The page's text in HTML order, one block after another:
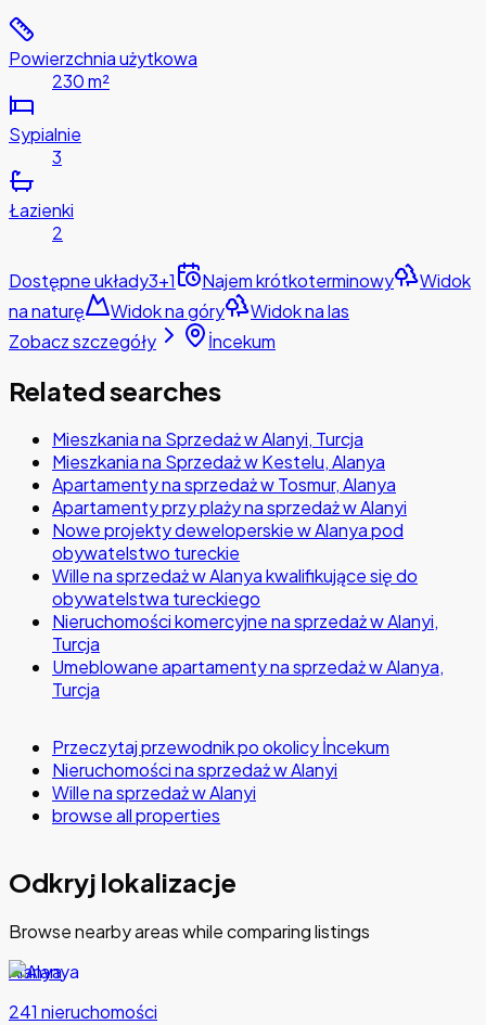
Powierzchnia użytkowa
230 m²
Sypialnie
3
Łazienki
2
Dostępne układy3+1 Najem krótkoterminowy
Widok
na naturę
Widok na góry
Widok na las
Zobacz szczegóły
İncekum
Related searches
Mieszkania na Sprzedaż w Alanyi, Turcja
Mieszkania na Sprzedaż w Kestelu, Alanya
Apartamenty na sprzedaż w Tosmur, Alanya
Apartamenty przy plaży na sprzedaż w Alanyi
Nowe projekty deweloperskie w Alanya pod
obywatelstwo tureckie
Wille na sprzedaż w Alanya kwalifikujące się do
obywatelstwa tureckiego
Nieruchomości komercyjne na sprzedaż w Alanyi,
Turcja
Umeblowane apartamenty na sprzedaż w Alanya,
Turcja
Przeczytaj przewodnik po okolicy İncekum
Nieruchomości na sprzedaż w Alanyi
Wille na sprzedaż w Alanyi
browse all properties
Odkryj lokalizacje
Browse nearby areas while comparing listings
Alanya
241 nieruchomości